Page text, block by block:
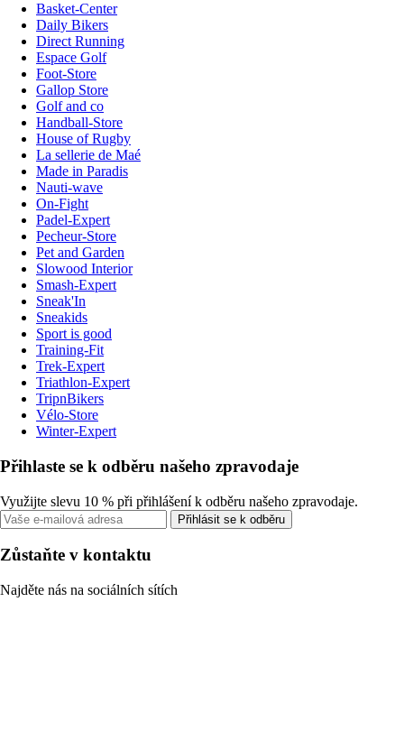
Basket-Center
Daily Bikers
Direct Running
Espace Golf
Foot-Store
Gallop Store
Golf and co
Handball-Store
House of Rugby
La sellerie de Maé
Made in Paradis
Nauti-wave
On-Fight
Padel-Expert
Pecheur-Store
Pet and Garden
Slowood Interior
Smash-Expert
Sneak'In
Sneakids
Sport is good
Training-Fit
Trek-Expert
Triathlon-Expert
TripnBikers
Vélo-Store
Winter-Expert
Přihlaste se k odběru našeho zpravodaje
Využijte slevu 10 % při přihlášení k odběru našeho zpravodaje.
Přihlásit se k odběru
Zůstaňte v kontaktu
Najděte nás na sociálních sítích